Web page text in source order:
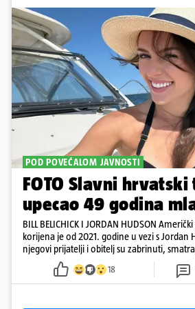
POD POVEĆALOM JAVNOSTI
FOTO Slavni
upecao 49 godina
BILL BELICHICK I JORDAN HUDSON
korijena je od 2021. godine u vezi s Jordan
njegovi prijatelji i obitelj su zabrinuti,
kontrolira
18